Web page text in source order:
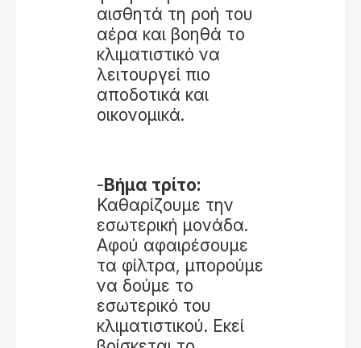
αισθητά τη ροή του
αέρα και βοηθά το
κλιματιστικό να
λειτουργεί πιο
αποδοτικά και
οικονομικά.
-Βήμα τρίτο:
Καθαρίζουμε την
εσωτερική μονάδα.
Αφού αφαιρέσουμε
τα φίλτρα, μπορούμε
να δούμε το
εσωτερικό του
κλιματιστικού. Εκεί